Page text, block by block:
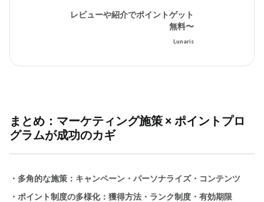
レビューや紹介でポイントゲット
無料〜
Lunaris
まとめ：マーケティング施策 × ポイントプロ
グラムが成功のカギ
・多角的な施策 ：キャンペーン・パーソナライズ・コンテンツ
・ポイント制度の多様化：獲得方法・ランク制度・有効期限